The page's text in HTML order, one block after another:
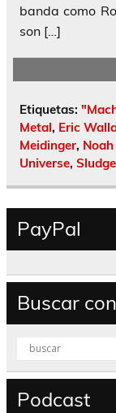
banda como
son […]
Etiquetas:
Metal, Eric
Meidinger, Noah
Universe, Sludge
PayPal
Buscar
Podcast